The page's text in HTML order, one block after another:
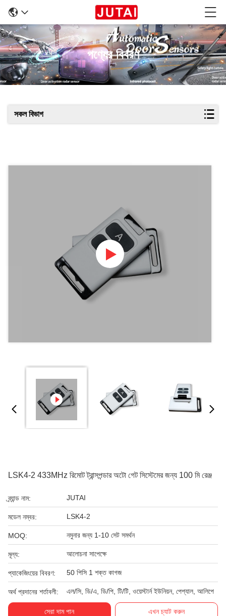
পণ্যের বিবরণ
সকল বিভাগ
LSK4-2 433MHz রিমোট ট্রান্সপন্ডার অটো গেট সিস্টেমের জন্য 100 মি রেঞ্জ
ব্র্যান্ড নাম: JUTAI
মডেল নম্বর: LSK4-2
MOQ: নমুনার জন্য 1-10 সেট সমর্থন
মূল্য: আলোচনা সাপেক্ষে
প্যাকেজিংয়ের বিবরণ: 50 পিসি 1 শক্ত কাগজ
অর্থ প্রদানের শর্তাবলী: এল/সি, ডি/এ, ডি/পি, টি/টি, ওয়েস্টার্ন ইউনিয়ন, পেপ্যাল, আলিপে
সেরা দাম পান এখন চ্যাট করুন